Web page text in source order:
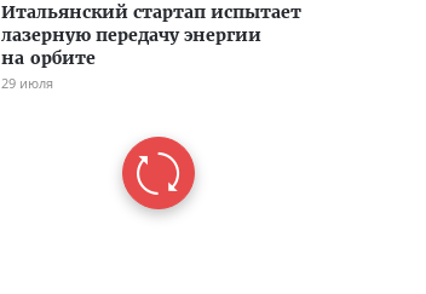
Итальянский стартап испытает
лазерную передачу энергии
на орбите
29 июля